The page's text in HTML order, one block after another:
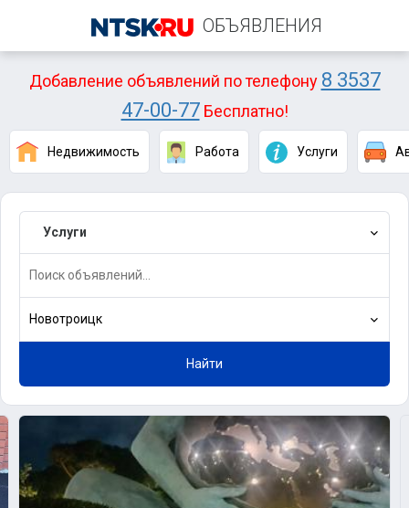
ОБЪЯВЛЕНИЯ
Добавление объявлений по телефону 8 3537
47-00-77Бесплатно!
Недвижимость Работа Услуги
Услуги
Новотроицк
Найти